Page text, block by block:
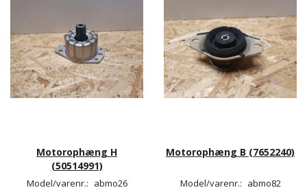
Motorophæng H
(50514991)
Model/varenr.: abmo26
Motorophæng B (7652240)
Model/varenr.: abmo82